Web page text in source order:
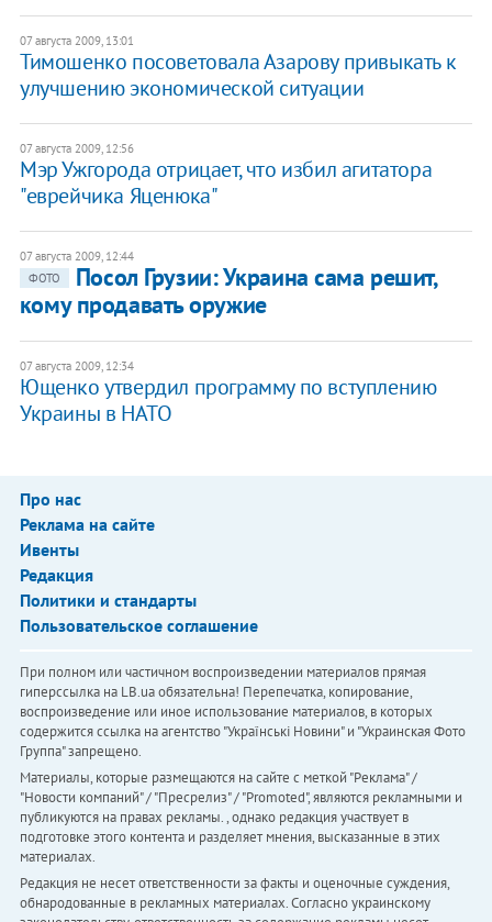
07 августа 2009, 13:01
Тимошенко посоветовала Азарову привыкать к
улучшению экономической ситуации
07 августа 2009, 12:56
Мэр Ужгорода отрицает, что избил агитатора
"еврейчика Яценюка"
07 августа 2009, 12:44
ФОТО
Посол Грузии: Украина сама решит,
кому продавать оружие
07 августа 2009, 12:34
Ющенко утвердил программу по вступлению
Украины в НАТО
Про нас
Реклама на сайте
Ивенты
Редакция
Политики и стандарты
Пользовательское соглашение
При полном или частичном воспроизведении материалов прямая
гиперссылка на LB.ua обязательна! Перепечатка, копирование,
воспроизведение или иное использование материалов, в которых
содержится ссылка на агентство "Українськi Новини" и "Украинская Фото
Группа" запрещено.
Материалы, которые размещаются на сайте с меткой "Реклама" /
"Новости компаний" / "Пресрелиз" / "Promoted", являются рекламными и
публикуются на правах рекламы. , однако редакция участвует в
подготовке этого контента и разделяет мнения, высказанные в этих
материалах.
Редакция не несет ответственности за факты и оценочные суждения,
обнародованные в рекламных материалах. Согласно украинскому